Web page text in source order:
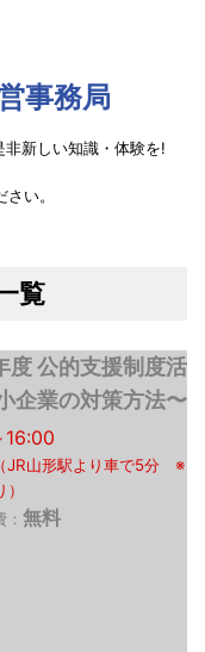
事務局
新しい知識・体験を!
い。
覧
度 公的支援制度活
企業の対策方法〜
16:00
JR山形駅より車で5分 ※
無料